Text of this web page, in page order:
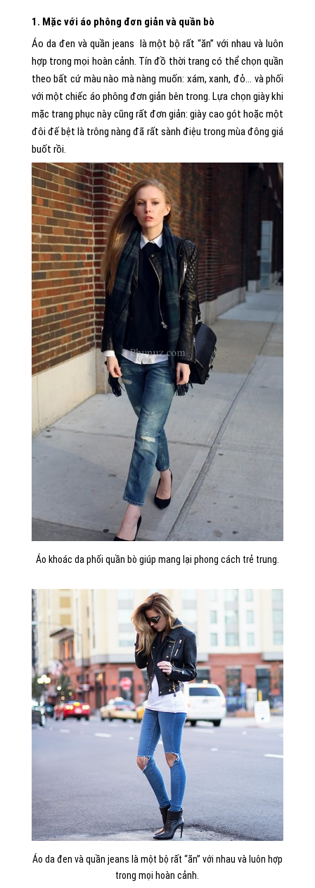
1. Mặc với áo phông đơn giản và quần bò
Áo da đen và quần jeans là một bộ rất “ăn” với nhau và luôn
hợp trong mọi hoàn cảnh. Tín đồ thời trang có thể chọn quần
theo bất cứ màu nào mà nàng muốn: xám, xanh, đỏ… và phối
với một chiếc áo phông đơn giản bên trong. Lựa chọn giày khi
mặc trang phục này cũng rất đơn giản: giày cao gót hoặc một
đôi đế bệt là trông nàng đã rất sành điệu trong mùa đông giá
buốt rồi.
Áo khoác da phối quần bò giúp mang lại phong cách trẻ trung.
Áo da đen và quần jeans là một bộ rất “ăn” với nhau và luôn hợp
trong mọi hoàn cảnh.